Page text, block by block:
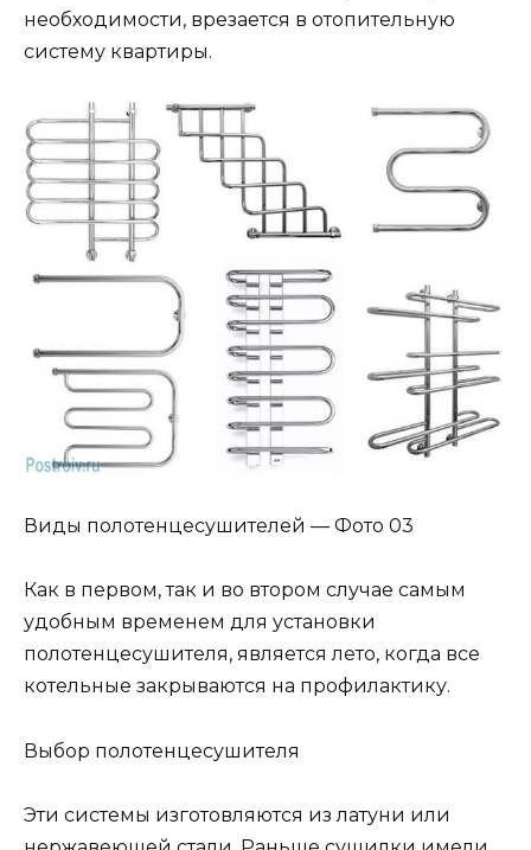
необходимости, врезается в отопительную
систему квартиры.
Виды полотенцесушителей — Фото 03
Как в первом, так и во втором случае самым
удобным временем для установки
полотенцесушителя, является лето, когда все
котельные закрываются на профилактику.
Выбор полотенцесушителя
Эти системы изготовляются из латуни или